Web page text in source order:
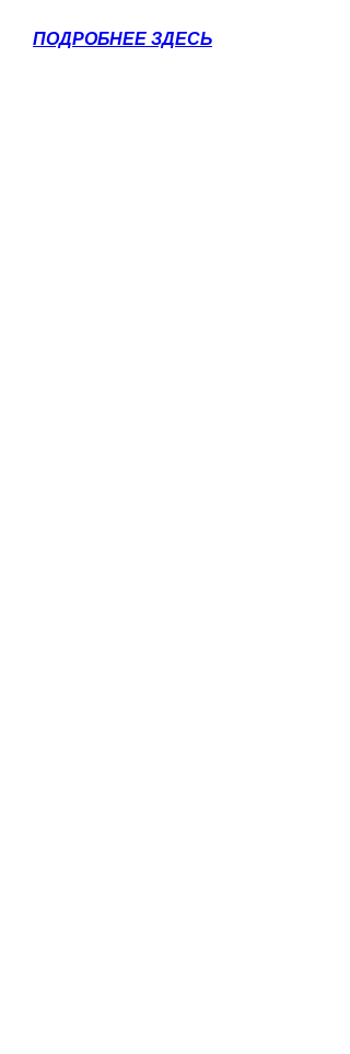
ПОДРОБНЕЕ ЗДЕСЬ